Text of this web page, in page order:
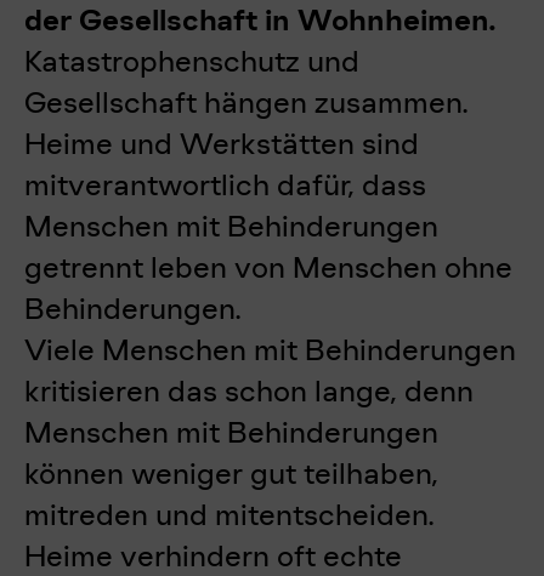
der Gesellschaft in Wohnheimen.
Katastrophenschutz und
Gesellschaft hängen zusammen.
Heime und Werkstätten sind
mitverantwortlich dafür, dass
Menschen mit Behinderungen
getrennt leben von Menschen ohne
Behinderungen.
Viele Menschen mit Behinderungen
kritisieren das schon lange, denn
Menschen mit Behinderungen
können weniger gut teilhaben,
mitreden und mitentscheiden.
Heime verhindern oft echte